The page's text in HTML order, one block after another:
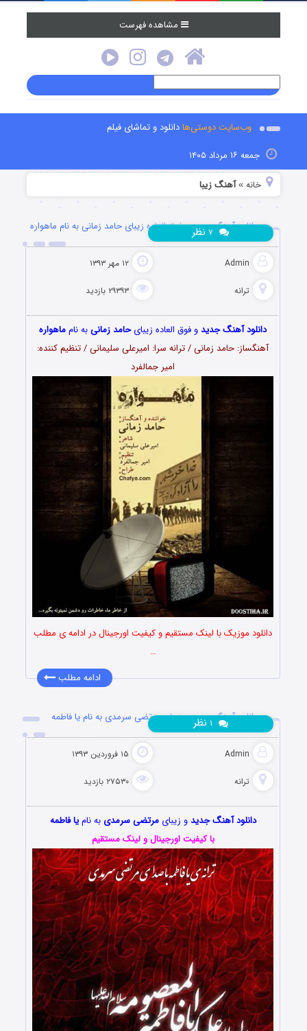
مشاهده فهرست
وب‌سایت دوستی‌هادانلود و تماشای فیلم
جمعه ۱۶ مرداد ۱۴۰۵
خانه »آهنگ زیبا
دانلود آهنگ جدید و فوق العاده زیبای حامد زمانی به نام ماهواره
Admin ۱۲ مهر ۱۳۹۳
ترانه ۲۹۳۹۳ بازدید
نظر
دانلود آهنگ جدیدو فوق العاده زیبایحامد زمانیبه نامماهواره
آهنگساز: حامد زمانی / ترانه سرا: امیرعلی سلیمانی / تنظیم کننده:
امیر جمالفرد
دانلود موزیک با لینک مستقیم و کیفیت اورجینال در ادامه ی مطلب
…
ادامه مطلب
دانلود آهنگ جدید و زیبای مرتضی سرمدی به نام یا فاطمه
Admin ۱۵ فروردین ۱۳۹۳
ترانه ۲۷۵۳۰ بازدید
نظر
دانلود آهنگ جدیدو زیبایمرتضی سرمدی به نامیا فاطمه
با کیفیت اورجینال و لینک مستقیم